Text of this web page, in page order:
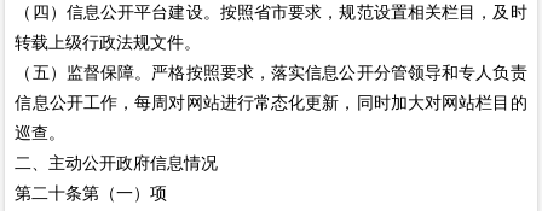
（四）信息公开平台建设。按照省市要求，规范设置相关栏目，及时
转载上级行政法规文件。
（五）监督保障。严格按照要求，落实信息公开分管领导和专人负责
信息公开工作，每周对网站进行常态化更新，同时加大对网站栏目的
巡查。
二、主动公开政府信息情况
第二十条第（一）项